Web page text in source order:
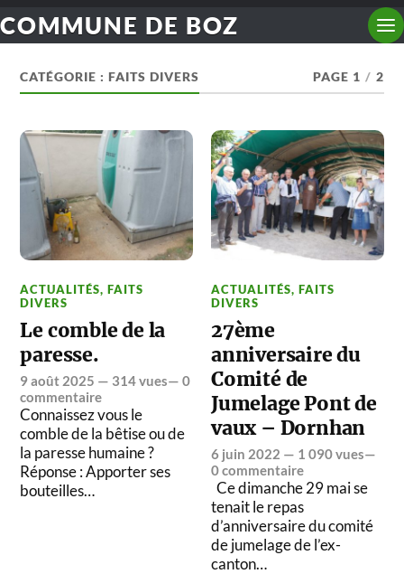
COMMUNE DE BOZ
CATÉGORIE :FAITS DIVERS PAGE 1 / 2
ACTUALITÉS,FAITS
DIVERS
Le comble de la
paresse.
9 août 2025 — 314 vues—0
commentaire
Connaissez vous le
comble de la bêtise ou de
la paresse humaine ?
Réponse : Apporter ses
bouteilles…
ACTUALITÉS,FAITS
DIVERS
27ème
anniversaire du
Comité de
Jumelage Pont de
vaux – Dornhan
6 juin 2022 — 1 090 vues—
0 commentaire
Ce dimanche 29 mai se
tenait le repas
d’anniversaire du comité
de jumelage de l’ex-
canton…